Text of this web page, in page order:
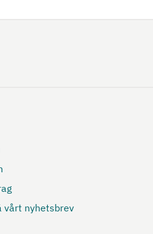
vårt nyhetsbrev